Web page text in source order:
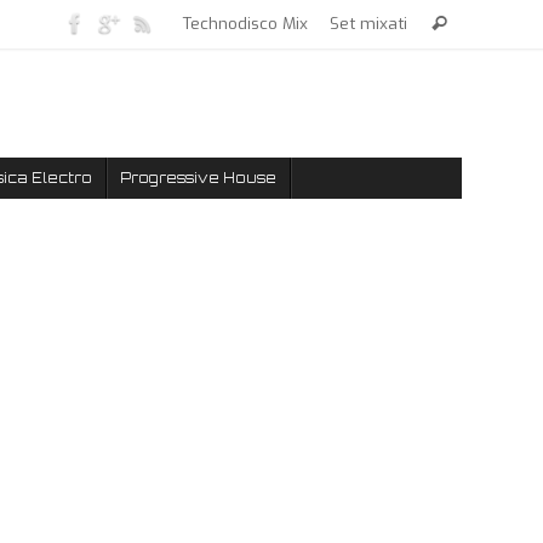
Technodisco Mix Set mixati
Electro Progressive House